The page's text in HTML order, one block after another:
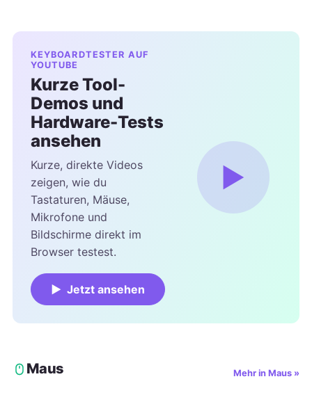
KEYBOARDTESTER AUF
YOUTUBE
Kurze Tool-
Demos und
Hardware-Tests
ansehen
Kurze, direkte Videos
zeigen, wie du
Tastaturen, Mäuse,
Mikrofone und
Bildschirme direkt im
Browser testest.
▶ Jetzt ansehen
▶
Maus Mehr in Maus »